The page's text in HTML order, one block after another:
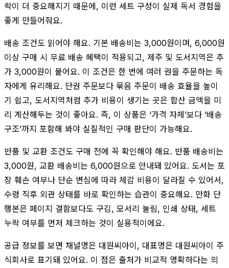
락이 더 중요해지기 때문에, 이런 세트 구성이 실제 독서 경험을
좋게 만들어줘요.
배송 조건도 읽어야 해요. 기본 배송비는 3,000원이며, 6,000원
이상 구매 시 무료 배송 혜택이 적용되고, 제주 및 도서지역은 추
가 3,000원이 붙어요. 이 조건은 한 번에 여러 권을 주문하는 독
자에게 유리해요. 단권 주문보다 묶음 주문이 배송 효율을 높이
기 쉽고, 도서지역처럼 추가 비용이 생기는 곳은 합산 금액을 미
리 계산해두는 것이 좋아요. 즉, 이 상품은 ‘가격 자체’보다 ‘배송
구조’까지 포함해 봐야 실질적인 구매 판단이 가능해요.
반품 및 교환 조건도 구매 전에 꼭 확인해야 해요. 반품 배송비는
3,000원, 교환 배송비는 6,000원으로 안내돼 있어요. 도서는 포
장 훼손 여부나 단순 변심에 따라 체감 비용이 달라질 수 있어서,
수령 직후 외관 상태를 바로 확인하는 습관이 중요해요. 만화 단
행본은 페이지 결함보다도 구김, 모서리 눌림, 인쇄 상태, 세트
누락 여부를 먼저 체크하는 것이 실용적이에요.
공급 정보를 보면 채널명은 대원씨아이, 대표명은 대원씨아이 주
식회사로 표기돼 있어요. 이 점은 출처가 비교적 명확하다는 의